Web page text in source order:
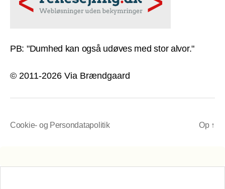
PB: "Dumhed kan også udøves med stor alvor."
© 2011-2026 Via Brændgaard
Cookie- og Persondatapolitik Op ↑